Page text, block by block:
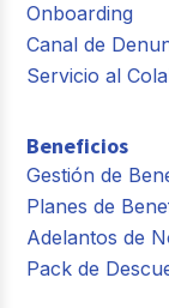
Onboarding
Canal de
Servicio al
Beneficios
Gestión de
Planes de
Adelantos de
Pack de